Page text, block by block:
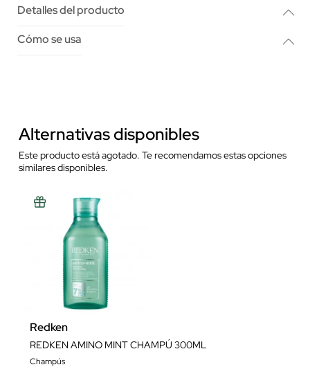
Detalles del producto
Cómo se usa
Alternativas disponibles
Este producto está agotado. Te recomendamos estas opciones
similares disponibles.
Redken
REDKEN AMINO MINT CHAMPÚ 300ML
Champús